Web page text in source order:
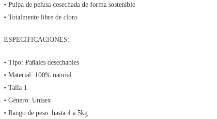
• Pulpa de pelusa cosechada de forma sostenible
• Totalmente libre de cloro
ESPECIFICACIONES:
• Tipo: Pañales desechables
• Material: 100% natural
• Talla 1
• Género: Unisex
• Rango de peso: hasta 4 a 5kg